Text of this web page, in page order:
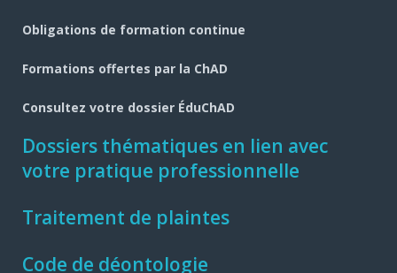
Obligations de formation continue
Formations offertes par la ChAD
Consultez votre dossier ÉduChAD
Dossiers thématiques en lien avec
votre pratique professionnelle
Traitement de plaintes
Code de déontologie